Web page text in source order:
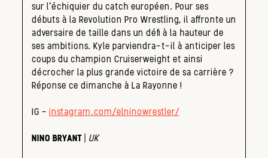
sur l’échiquier du catch européen. Pour ses
débuts à la Revolution Pro Wrestling, il affronte un
adversaire de taille dans un défi à la hauteur de
ses ambitions. Kyle parviendra-t-il à anticiper les
coups du champion Cruiserweight et ainsi
décrocher la plus grande victoire de sa carrière ?
Réponse ce dimanche à La Rayonne !
IG – instagram.com/elninowrestler/
NINO BRYANT| UK